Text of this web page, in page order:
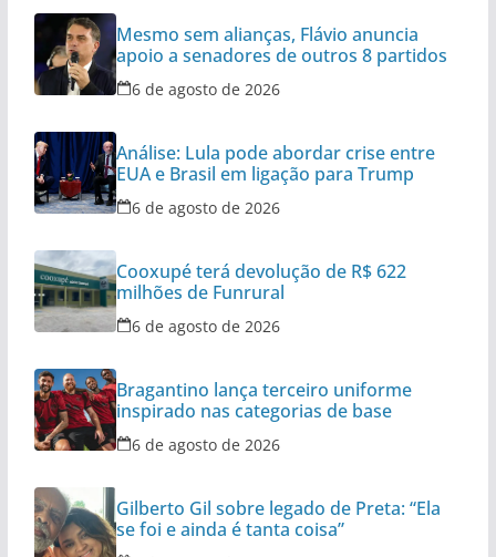
Mesmo sem alianças, Flávio anuncia
apoio a senadores de outros 8 partidos
6 de agosto de 2026
Análise: Lula pode abordar crise entre
EUA e Brasil em ligação para Trump
6 de agosto de 2026
Cooxupé terá devolução de R$ 622
milhões de Funrural
6 de agosto de 2026
Bragantino lança terceiro uniforme
inspirado nas categorias de base
6 de agosto de 2026
Gilberto Gil sobre legado de Preta: “Ela
se foi e ainda é tanta coisa”